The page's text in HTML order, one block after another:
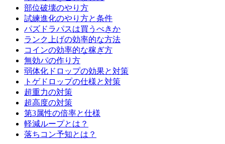
部位破壊のやり方
試練進化のやり方と条件
パズドラパスは買うべきか
ランク上げの効率的な方法
コインの効率的な稼ぎ方
無効パの作り方
弱体化ドロップの効果と対策
トゲドロップの仕様と対策
超重力の対策
超高度の対策
第3属性の倍率と仕様
軽減ループとは？
落ちコン予知とは？